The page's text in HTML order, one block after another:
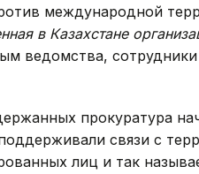
международной
в Казахстане
ведомства,
прокуратура
связи с
лиц и так